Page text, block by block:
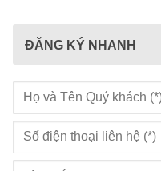
ĐĂNG KÝ NHANH